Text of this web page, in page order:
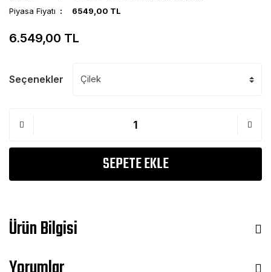
Piyasa Fiyatı
6549,00 TL
6.549,00 TL
Seçenekler
SEPETE EKLE
Ürün Bilgisi